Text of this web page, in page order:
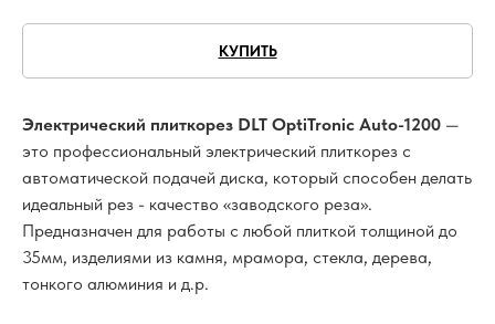
КУПИТЬ
Электрический плиткорез DLT OptiTronic Auto-1200 —
это профессиональный электрический плиткорез с
автоматической подачей диска, который способен делать
идеальный рез - качество «заводского реза».
Предназначен для работы с любой плиткой толщиной до
35мм, изделиями из камня, мрамора, стекла, дерева,
тонкого алюминия и д.р.